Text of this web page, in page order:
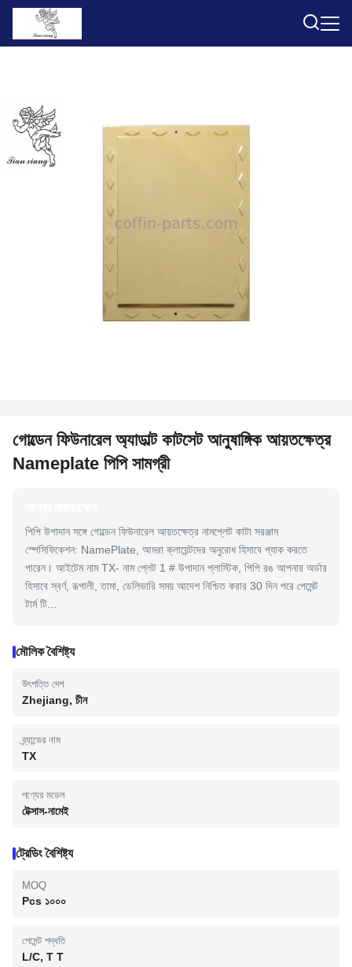
গোল্ডেন ফিউনারেল অ্যাডাল্ট কাটসেট আনুষাঙ্গিক আয়তক্ষেত্র
Nameplate পিপি সামগ্রী
পিপি উপাদান সঙ্গে গোল্ডেন ফিউনারেল আয়তক্ষেত্র নামপ্লেট কাটা সরঞ্জাম
স্পেসিফিকেশন: NamePlate, আমরা ক্লায়েন্টদের অনুরোধ হিসাবে প্যাক করতে
পারেন। আইটেম নাম TX- নাম প্লেট 1 # উপাদান প্লাস্টিক, পিপি রঙ আপনার অর্ডার
হিসাবে স্বর্ণ, রূপালী, তামা, ডেলিভারি সময় আদেশ নিশ্চিত করার 30 দিন পরে পেমেন্ট
টার্ম টি...
মৌলিক বৈশিষ্ট্য
উৎপত্তি দেশ
Zhejiang, চীন
ব্র্যান্ডের নাম
TX
পণ্যের মডেল
টেক্সাস-নামেই
ট্রেডিং বৈশিষ্ট্য
MOQ
Pcs ১০০০
পেমেন্ট পদ্ধতি
L/C, T T